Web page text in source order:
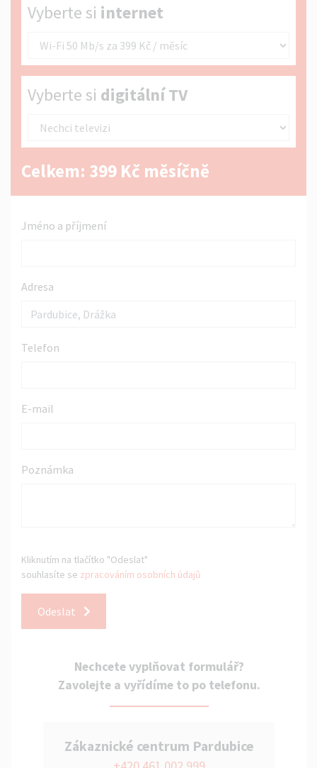
Vyberte si internet
Vyberte si internet
Vyberte si digitální TV
Vyberte si digitální TV
Celkem: 399 Kč měsíčně
Jméno a příjmení
Adresa
Telefon
E-mail
Poznámka
Kliknutím na tlačítko "Odeslat"
souhlasíte se zpracováním osobních údajů
Odeslat
Nechcete vyplňovat formulář?
Zavolejte a vyřídíme to po telefonu.
Zákaznické centrum Pardubice